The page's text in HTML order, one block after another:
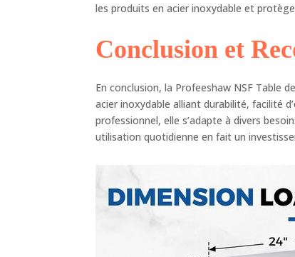
les produits en acier inoxydable et
Conclusion et
En conclusion, la Profeeshaw NSF Table
acier inoxydable alliant durabilité, facilité
professionnel, elle s’adapte à divers
utilisation quotidienne en fait un